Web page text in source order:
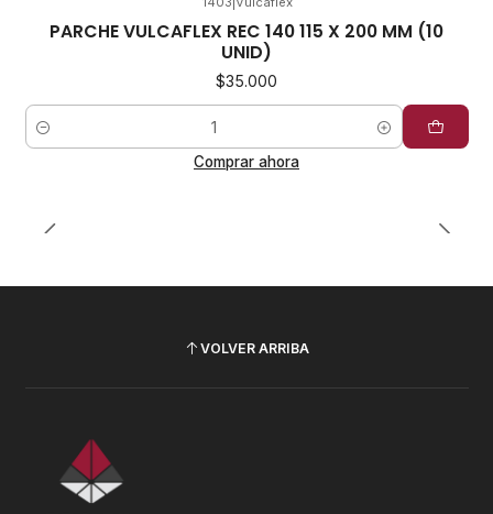
PARCHE VULCAFLEX REC 140 115 X 200 MM (10
UNID)
$35.000
Cantidad
Comprar ahora
VOLVER ARRIBA